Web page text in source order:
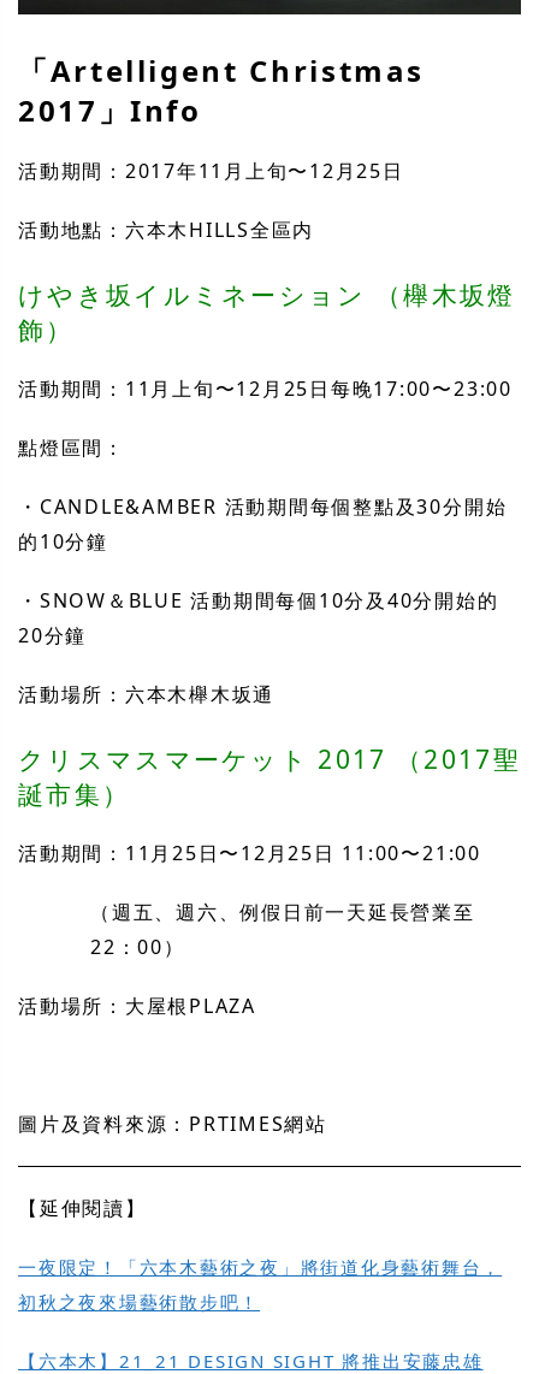
「Artelligent Christmas
2017」Info
活動期間：2017年11月上旬〜12月25日
活動地點：六本木HILLS全區内
けやき坂イルミネーション （櫸木坂燈
飾）
活動期間：11月上旬〜12月25日每晚17:00〜23:00
點燈區間：
・CANDLE&AMBER 活動期間每個整點及30分開始
的10分鐘
・SNOW＆BLUE 活動期間每個10分及40分開始的
20分鐘
活動場所：六本木櫸木坂通
クリスマスマーケット 2017 （2017聖
誕市集）
活動期間：11月25日〜12月25日 11:00〜21:00
（週五、週六、例假日前一天延長營業至
22：00）
活動場所：大屋根PLAZA
圖片及資料來源：PRTIMES網站
【延伸閱讀】
一夜限定！「六本木藝術之夜」將街道化身藝術舞台，
初秋之夜來場藝術散步吧！
【六本木】21_21 DESIGN SIGHT 將推出安藤忠雄